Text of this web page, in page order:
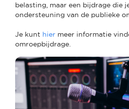
belasting, maar een bijdrage die
ondersteuning van de publieke
Je kunt hier meer informatie
omroepbijdrage.